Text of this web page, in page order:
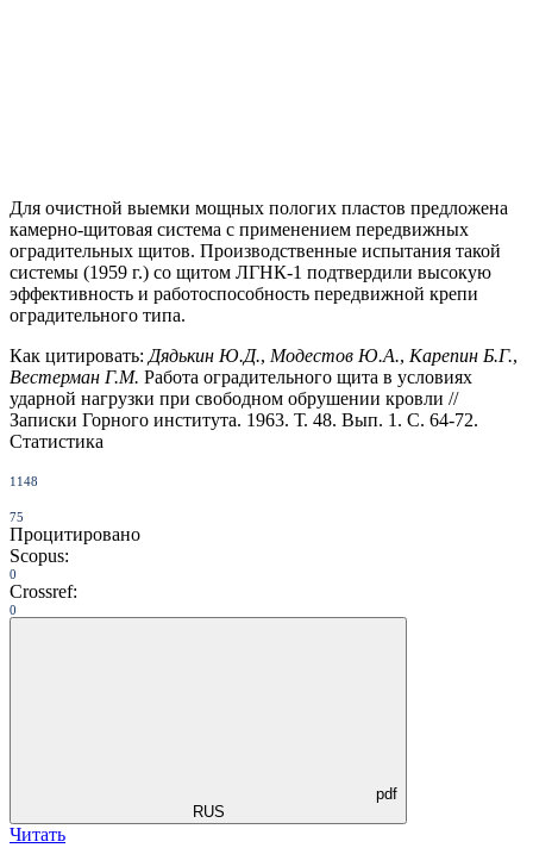
Для очистной выемки мощных пологих пластов предложена
камерно-щитовая система с применением передвижных
оградительных щитов. Производственные испытания такой
системы (1959 г.) со щитом ЛГНК-1 подтвердили высокую
эффективность и работоспособность передвижной крепи
оградительного типа.
Как цитировать: Дядькин Ю.Д., Модестов Ю.А., Карепин Б.Г.,
Вестерман Г.М. Работа оградительного щита в условиях
ударной нагрузки при свободном обрушении кровли //
Записки Горного института. 1963. Т. 48. Вып. 1. С. 64-72.
Статистика
1148
75
Процитировано
Scopus:
0
Crossref:
0
pdf
RUS
Читать